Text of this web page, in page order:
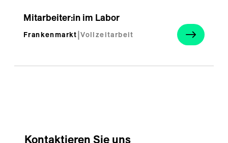
Mitarbeiter:in im Labor
Frankenmarkt |Vollzeitarbeit
Kontaktieren Sie uns